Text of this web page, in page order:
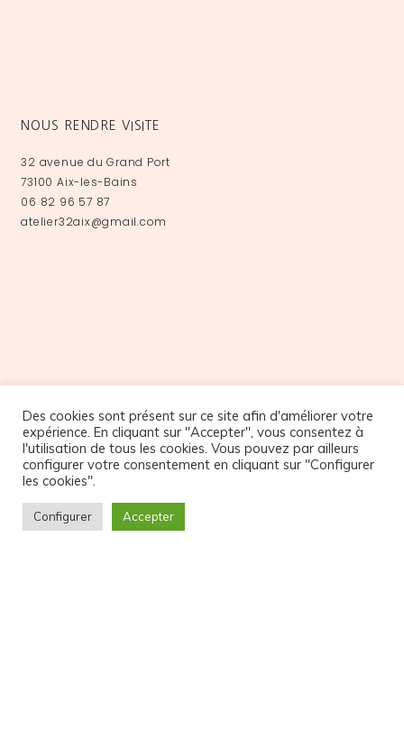
NOUS RENDRE VISITE
32 avenue du Grand Port
73100 Aix-les-Bains
06 82 96 57 87
atelier32aix@gmail.com
Des cookies sont présent sur ce site afin d'améliorer votre
expérience. En cliquant sur "Accepter", vous consentez à
l'utilisation de tous les cookies. Vous pouvez par ailleurs
configurer votre consentement en cliquant sur "Configurer
les cookies".
Configurer Accepter